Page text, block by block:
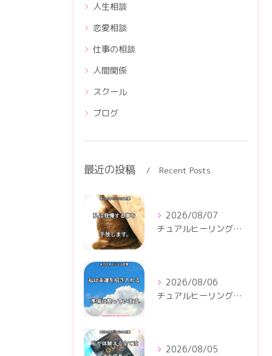
人生相談
恋愛相談
仕事の相談
人間関係
スクール
ブログ
最近の投稿 Recent Posts
2026/08/07
チュアルヒーリングセンター
2026/08/06
チュアルヒーリングセンター
2026/08/05